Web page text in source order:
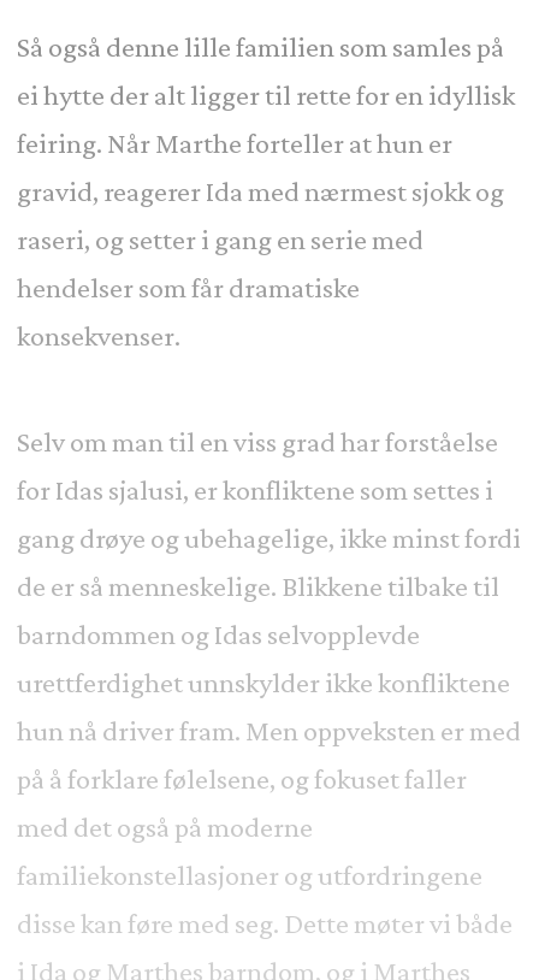
Så også denne lille familien som samles på
ei hytte der alt ligger til rette for en idyllisk
feiring. Når Marthe forteller at hun er
gravid, reagerer Ida med nærmest sjokk og
raseri, og setter i gang en serie med
hendelser som får dramatiske
konsekvenser.
Selv om man til en viss grad har forståelse
for Idas sjalusi, er konfliktene som settes i
gang drøye og ubehagelige, ikke minst fordi
de er så menneskelige. Blikkene tilbake til
barndommen og Idas selvopplevde
urettferdighet unnskylder ikke konfliktene
hun nå driver fram. Men oppveksten er med
på å forklare følelsene, og fokuset faller
med det også på moderne
familiekonstellasjoner og utfordringene
disse kan føre med seg. Dette møter vi både
i Ida og Marthes barndom, og i Marthes